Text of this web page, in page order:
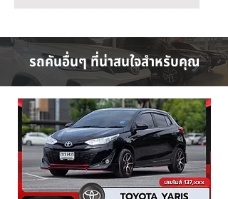
รถคันอื่นๆ ที่น่าสนใจสำหรับคุณ